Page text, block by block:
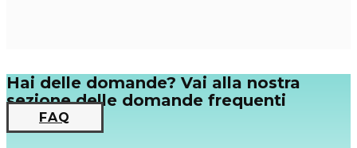
Hai delle domande? Vai alla nostra
sezione delle domande frequenti
FAQ